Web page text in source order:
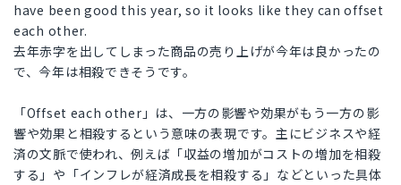
have been good this year, so it looks like they can offset
each other.
去年赤字を出してしまった商品の売り上げが今年は良かったの
で、今年は相殺できそうです。
「Offset each other」は、一方の影響や効果がもう一方の影
響や効果と相殺するという意味の表現です。主にビジネスや経
済の文脈で使われ、例えば「収益の増加がコストの増加を相殺
する」や「インフレが経済成長を相殺する」などといった具体